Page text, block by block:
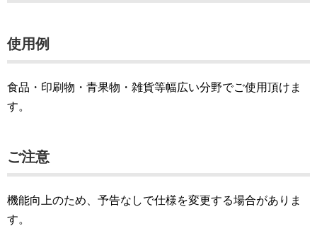
使用例
食品・印刷物・青果物・雑貨等幅広い分野でご使用頂けま
す。
ご注意
機能向上のため、予告なしで仕様を変更する場合がありま
す。